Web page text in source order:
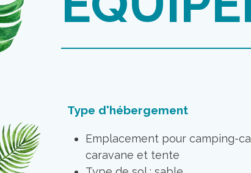
Type d'hébergement
Emplacement pour camping-
caravane et tente